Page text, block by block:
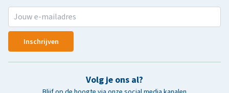
Inschrijven
Volg je ons al?